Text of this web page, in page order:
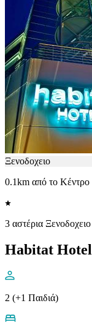
Ξενοδοχειο
0.1km από το Κέντρο
3 αστέρια Ξενοδοχειο
Habitat Hotel
2 (+1 Παιδιά)